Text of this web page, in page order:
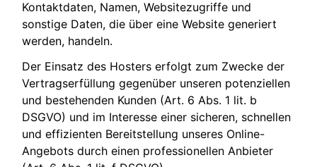
Kontaktdaten, Namen, Websitezugriffe und
sonstige Daten, die über eine Website generiert
werden, handeln.
Der Einsatz des Hosters erfolgt zum Zwecke der
Vertragserfüllung gegenüber unseren potenziellen
und bestehenden Kunden (Art. 6 Abs. 1 lit. b
DSGVO) und im Interesse einer sicheren, schnellen
und effizienten Bereitstellung unseres Online-
Angebots durch einen professionellen Anbieter